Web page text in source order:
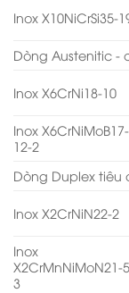
Inox X10NiCrSi35-
Dòng Austenitic -
Inox X6CrNi18-10
Inox X6CrNiMoB17-
12-2
Dòng Duplex tiêu
Inox X2CrNiN22-2
Inox
X2CrMnNiMoN21-
3